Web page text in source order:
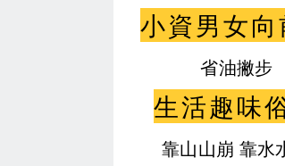
小資男女
省油撇步
生活趣味
靠山山崩 靠水